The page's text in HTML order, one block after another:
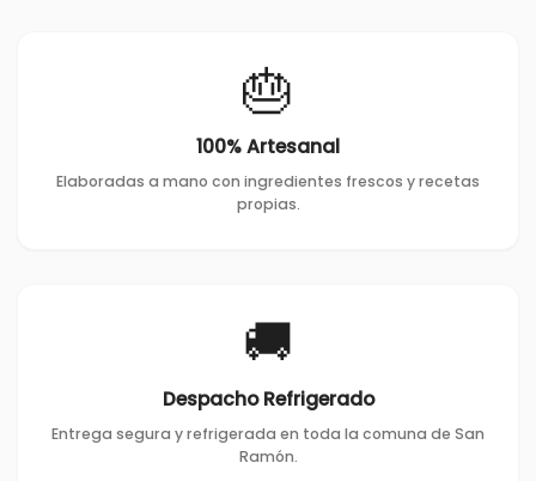
🎂
100% Artesanal
Elaboradas a mano con ingredientes frescos y recetas
propias.
🚚
Despacho Refrigerado
Entrega segura y refrigerada en toda la comuna de San
Ramón.